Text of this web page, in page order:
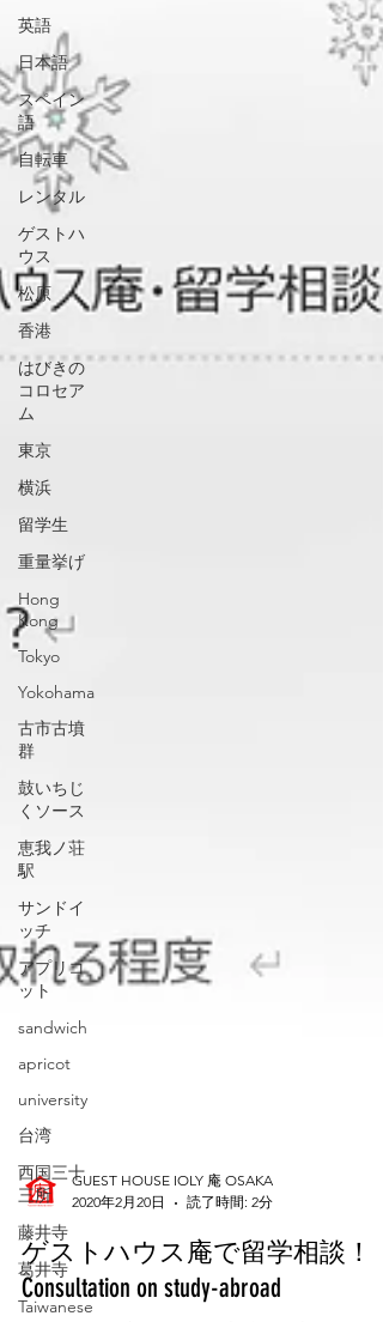
英語
日本語
スペイン
語
自転車
レンタル
ゲストハ
ウス
松原
香港
はびきの
コロセア
ム
東京
横浜
留学生
重量挙げ
Hong
Kong
Tokyo
Yokohama
古市古墳
群
鼓いちじ
くソース
恵我ノ荘
駅
サンドイ
ッチ
アプリコ
ット
sandwich
apricot
university
台湾
西国三十
三所
藤井寺
葛井寺
Taiwanese
2020年2月20日
読了時間: 2分
ゲストハウス庵で留学相談！